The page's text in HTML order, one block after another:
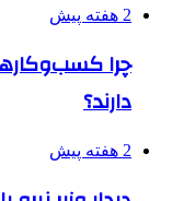
2 هفته پیش
چرا
دارند؟
2 هفته پیش